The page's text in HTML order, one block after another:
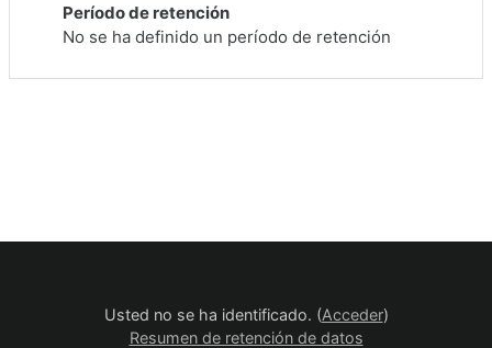
Período de retención
No se ha definido un período de retención
Usted no se ha identificado. (Acceder)
Resumen de retención de datos